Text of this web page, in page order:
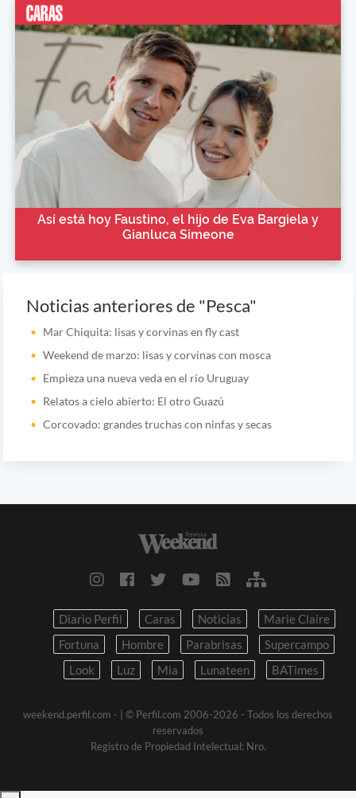
Así está hoy Faustino, el hijo de Eva Bargiela y
Gianluca Simeone
Noticias anteriores de "Pesca"
Mar Chiquita: lisas y corvinas en fly cast
Weekend de marzo: lisas y corvinas con mosca
Empieza una nueva veda en el río Uruguay
Relatos a cielo abierto: El otro Guazú
Corcovado: grandes truchas con ninfas y secas
Diario Perfil Caras Noticias
Marie Claire
Fortuna
Hombre Parabrisas
Supercampo
Look
Luz Mia Lunateen BATimes
weekend.perfil.com -
| © Perfil.com 2006-2026 - Todos los derechos
reservados
Registro de Propiedad Intelectual: Nro.